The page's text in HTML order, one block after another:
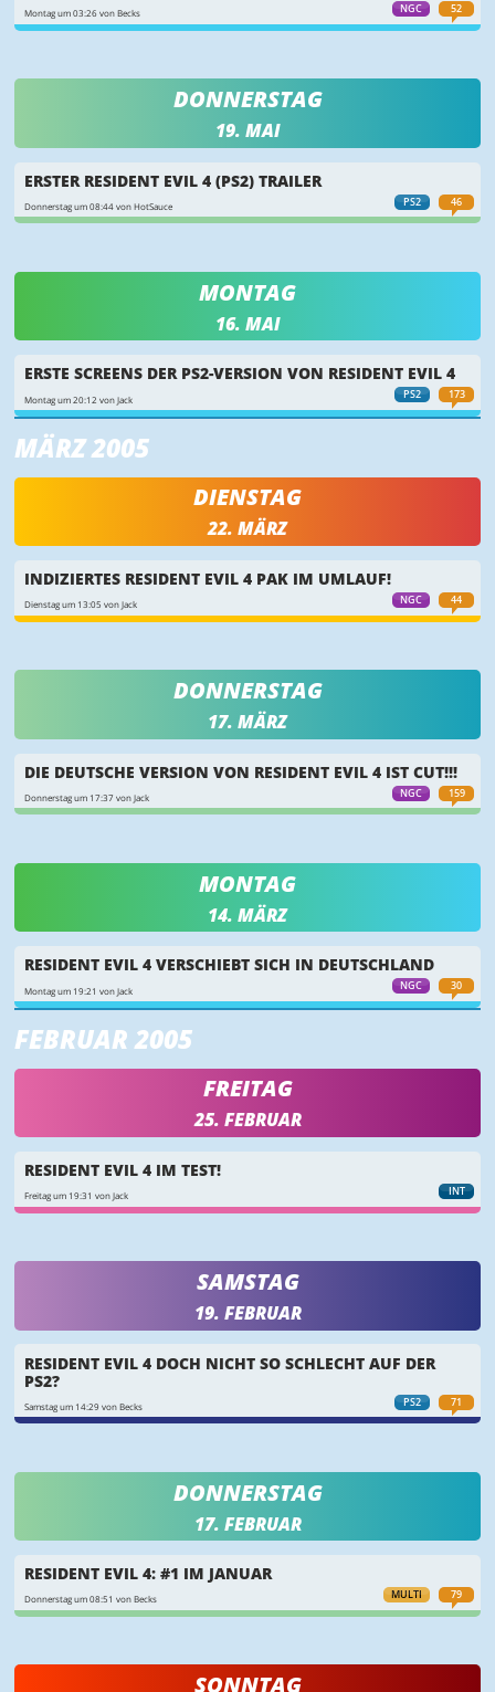
NGC 52
Montag um 03:26 von Becks
DONNERSTAG
19. MAI
PS2 46
ERSTER RESIDENT EVIL 4 (PS2) TRAILER
Donnerstag um 08:44 von HotSauce
MONTAG
16. MAI
PS2 173
ERSTE SCREENS DER PS2-VERSION VON RESIDENT EVIL 4
Montag um 20:12 von Jack
MÄRZ 2005
DIENSTAG
22. MÄRZ
NGC 44
INDIZIERTES RESIDENT EVIL 4 PAK IM UMLAUF!
Dienstag um 13:05 von Jack
DONNERSTAG
17. MÄRZ
NGC 159
DIE DEUTSCHE VERSION VON RESIDENT EVIL 4 IST CUT!!!
Donnerstag um 17:37 von Jack
MONTAG
14. MÄRZ
NGC 30
RESIDENT EVIL 4 VERSCHIEBT SICH IN DEUTSCHLAND
Montag um 19:21 von Jack
FEBRUAR 2005
FREITAG
25. FEBRUAR
INT
RESIDENT EVIL 4 IM TEST!
Freitag um 19:31 von Jack
SAMSTAG
19. FEBRUAR
PS2 71
RESIDENT EVIL 4 DOCH NICHT SO SCHLECHT AUF DER
PS2?
Samstag um 14:29 von Becks
DONNERSTAG
17. FEBRUAR
MULTI 79
RESIDENT EVIL 4: #1 IM JANUAR
Donnerstag um 08:51 von Becks
SONNTAG